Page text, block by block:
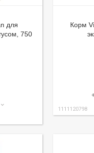
для
750
Корм
1111120798